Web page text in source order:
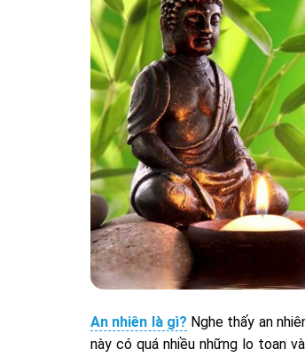
An nhiên là gì? Nghe thấy an
này có quá nhiều những lo toan